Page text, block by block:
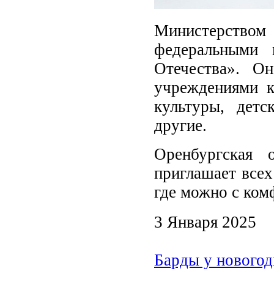
федеральными
Отечества».
учреждениями
культуры,
другие.
приглашает
где можно с
3 Января 2025
Барды у